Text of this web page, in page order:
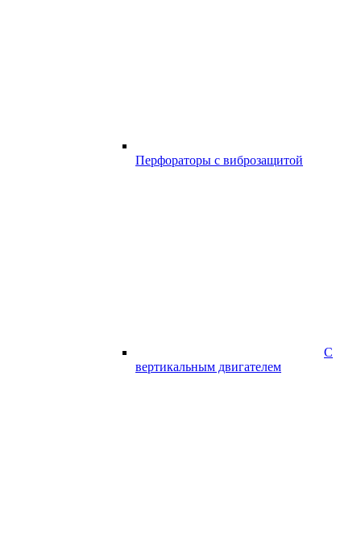
Перфораторы с виброзащитой
С
вертикальным двигателем